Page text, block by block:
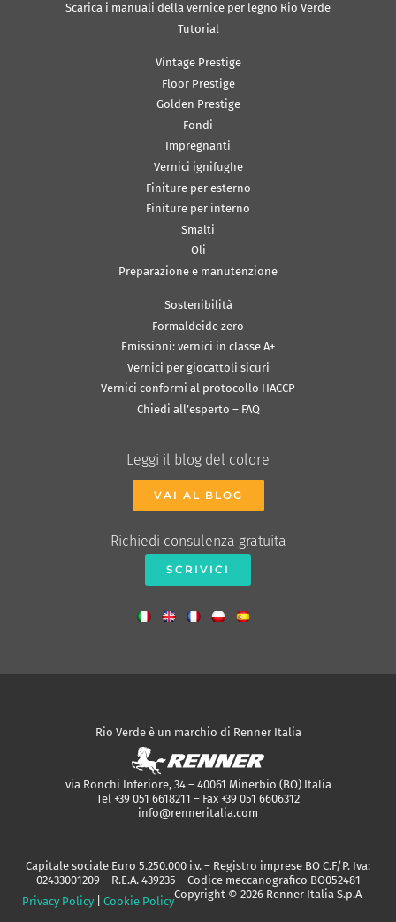
Scarica i manuali della vernice per legno Rio Verde
Tutorial
Vintage Prestige
Floor Prestige
Golden Prestige
Fondi
Impregnanti
Vernici ignifughe
Finiture per esterno
Finiture per interno
Smalti
Oli
Preparazione e manutenzione
Sostenibilità
Formaldeide zero
Emissioni: vernici in classe A+
Vernici per giocattoli sicuri
Vernici conformi al protocollo HACCP
Chiedi all’esperto – FAQ
Leggi il blog del colore
VAI AL BLOG
Richiedi consulenza gratuita
SCRIVICI
Rio Verde è un marchio di Renner Italia
via Ronchi Inferiore, 34 – 40061 Minerbio (BO) Italia
Tel +39 051 6618211 – Fax +39 051 6606312
info@renneritalia.com
Capitale sociale Euro 5.250.000 i.v. – Registro imprese BO C.F/P. Iva:
02433001209 – R.E.A. 439235 – Codice meccanografico BO052481
Privacy Policy
Cookie Policy
Copyright © 2026 Renner Italia S.p.A